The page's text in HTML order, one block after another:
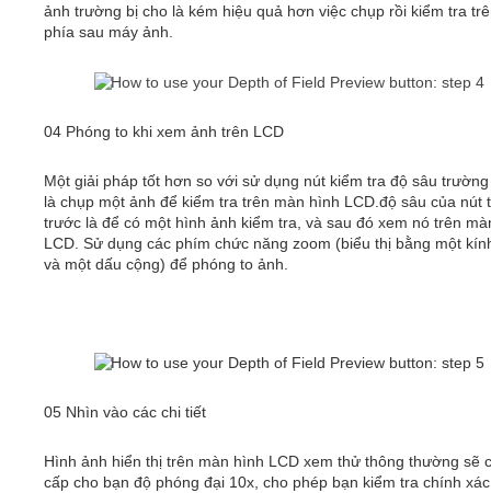
ảnh trường bị cho là kém hiệu quả hơn việc chụp rồi kiểm tra
phía sau máy ảnh.
04 Phóng to khi xem ảnh trên LCD
Một giải pháp tốt hơn so với sử dụng nút kiểm tra độ sâu
là chụp một ảnh để kiểm tra trên màn hình LCD.độ sâu của nút
trước là để có một hình ảnh kiểm tra, và sau đó xem nó trên
LCD. Sử dụng các phím chức năng zoom (biểu thị bằng một
và một dấu cộng) để phóng to ảnh.
05 Nhìn vào các chi tiết
Hình ảnh hiển thị trên màn hình LCD xem thử thông thường sẽ
cấp cho bạn độ phóng đại 10x, cho phép bạn kiểm tra chính